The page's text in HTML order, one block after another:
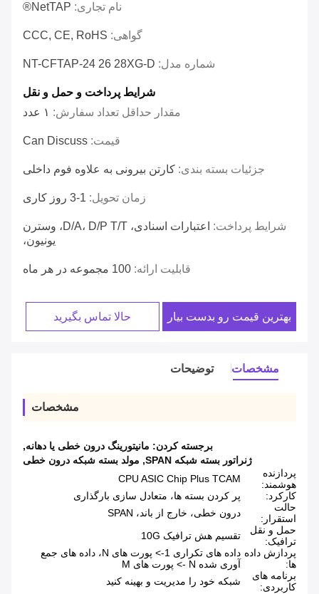
نام تجاری: NetTAP®
گواهی: CCC, CE, RoHS
شماره مدل: NT-CFTAP-24 26 28XG-D
شرایط پرداخت و حمل و نقل
مقدار حداقل تعداد سفارش: ۱ عدد
قیمت: Can Discuss
جزئیات بسته بندی: کارتن بیرونی به علاوه فوم داخلی
زمان تحویل: 1-3 روز کاری
شرایط پرداخت:
اعتبارات اسنادی، D/A، D/P T/T، وسترن
یونیون،
قابلیت ارائه: 100 مجموعه در هر ماه
بهترین قیمت رو بدست بیار حالا تماس بگیرید
مشخصات توضیحات
مشخصات
برجسته کردن: مانیتورینگ درون خطی یا دهانه,
ژنراتور بسته شبکه SPAN
, مولد بسته شبکه درون خطی
پردازنده
هوشمند:
CPU ASIC Chip Plus TCAM
کارکرد:
پر کردن بسته ها، متعادل سازی بارگذاری
حالت
استقرار:
درون خطی، خارج از باند، SPAN
حمل و نقل
ترافیک:
تقسیم هش ترافیک 10G
پردازش داده
ها:
داده های تکراری 1-> پورت های N، داده های جمع
آوری شده N -> پورت های M
برنامه های
کاربردی:
شبکه خود را مدیریت و بهینه کنید